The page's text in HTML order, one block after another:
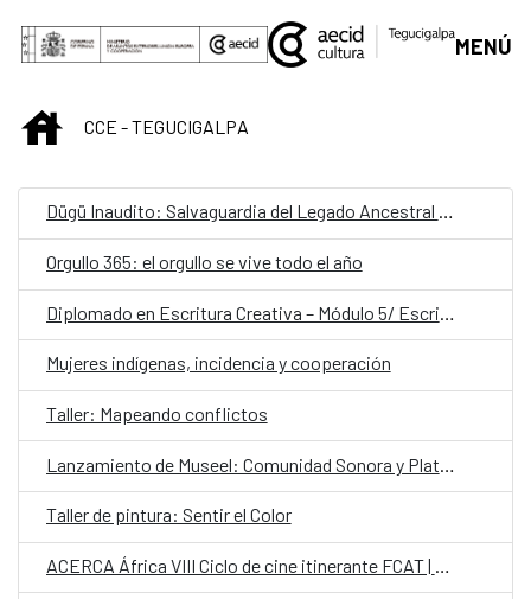
Saltar al contenido principal
MENÚ
INICIOCCE - TEGUCIGALPA
Dügü Inaudito: Salvaguardia del Legado Ancestral Garífuna/ Presentación pública de resultados y diálogo sobre patrimonio vivo
Orgullo 365: el orgullo se vive todo el año
Mujeres indígenas, incidencia y cooperación
Taller: Mapeando conflictos
Taller de pintura: Sentir el Color
ACERCA África VIII Ciclo de cine itinerante FCAT | AECID